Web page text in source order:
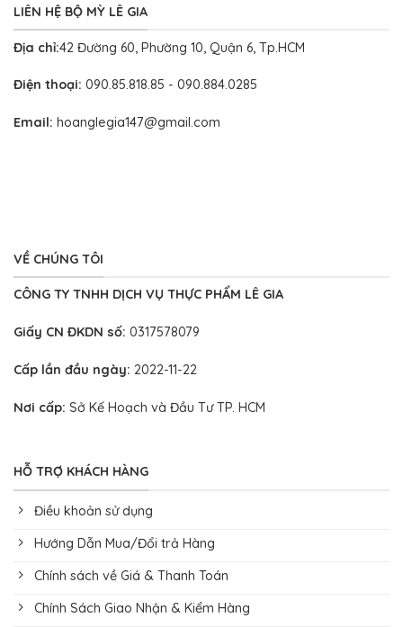
LIÊN HỆ BỘ MỲ LÊ GIA
Địa chỉ:42 Đường 60, Phường 10, Quận 6, Tp.HCM
Điện thoại: 090.85.818.85 - 090.884.0285
Email: hoanglegia147@gmail.com
VỀ CHÚNG TÔI
CÔNG TY TNHH DỊCH VỤ THỰC PHẨM LÊ GIA
Giấy CN ĐKDN số: 0317578079
Cấp lần đầu ngày: 2022-11-22
Nơi cấp: Sở Kế Hoạch và Đầu Tư TP. HCM
HỖ TRỢ KHÁCH HÀNG
Điều khoản sử dụng
Hướng Dẫn Mua/Đổi trả Hàng
Chính sách về Giá & Thanh Toán
Chính Sách Giao Nhận & Kiểm Hàng